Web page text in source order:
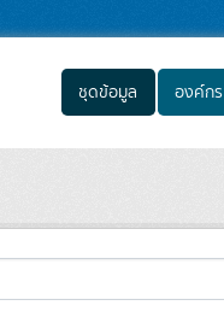
ชุดข้อมูล องค์กร